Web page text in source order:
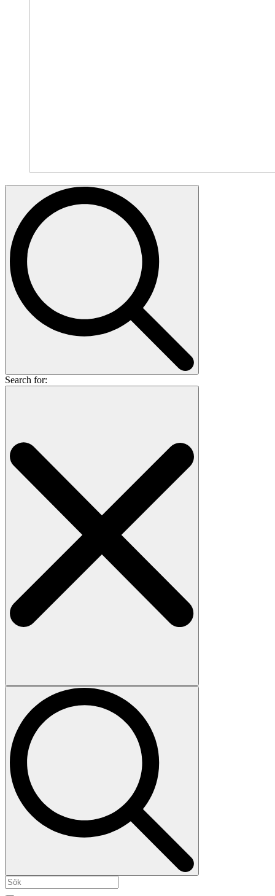
Search for: